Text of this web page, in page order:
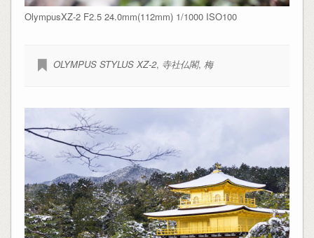
OlympusXZ-2 F2.5 24.0mm(112mm) 1/1000 ISO100
OLYMPUS STYLUS XZ-2, 寺社仏閣, 梅